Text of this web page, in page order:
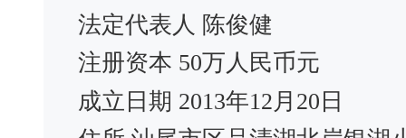
法定代表人 陈俊健
注册资本 50万人民币元
成立日期 2013年12月20日